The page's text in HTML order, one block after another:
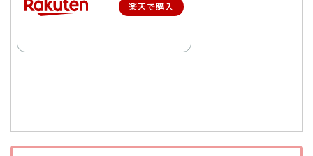
楽天で購入